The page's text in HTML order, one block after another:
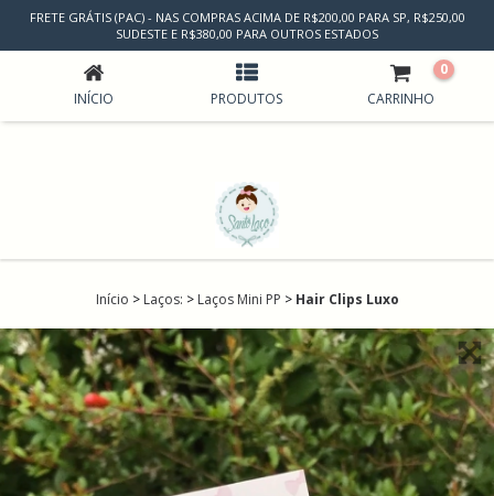
FRETE GRÁTIS (PAC) - NAS COMPRAS ACIMA DE R$200,00 PARA SP, R$250,00
SUDESTE E R$380,00 PARA OUTROS ESTADOS
HAIR CLIPS LUXO
INÍCIO PRODUTOS CARRINHO
0
Início > Laços: > Laços Mini PP > Hair Clips Luxo